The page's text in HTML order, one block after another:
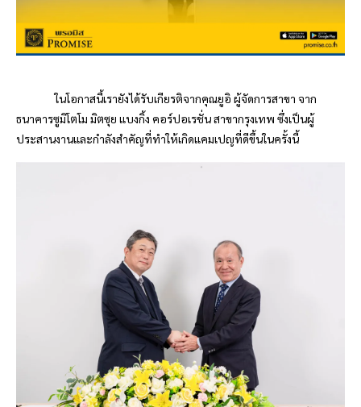
ในโอกาสนี้เรายังได้รับเกียรติจากคุณยูอิ ผู้จัดการสาขา จาก
ธนาคารซูมิโตโม มิตซุย แบงกิ้ง คอร์ปอเรชั่น สาขากรุงเทพ ซึ่งเป็นผู้
ประสานงานและกำลังสำคัญที่ทำให้เกิดแคมเปญที่ดีขึ้นในครั้งนี้